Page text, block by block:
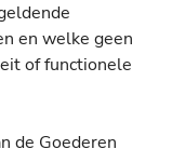
en welke geen
of functionele
de Goederen